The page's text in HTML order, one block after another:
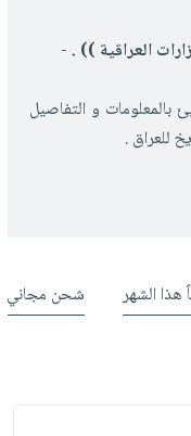
العراقية )) .-
و التفاصيل
للعراق .
هذا الشهر شحن مجاني